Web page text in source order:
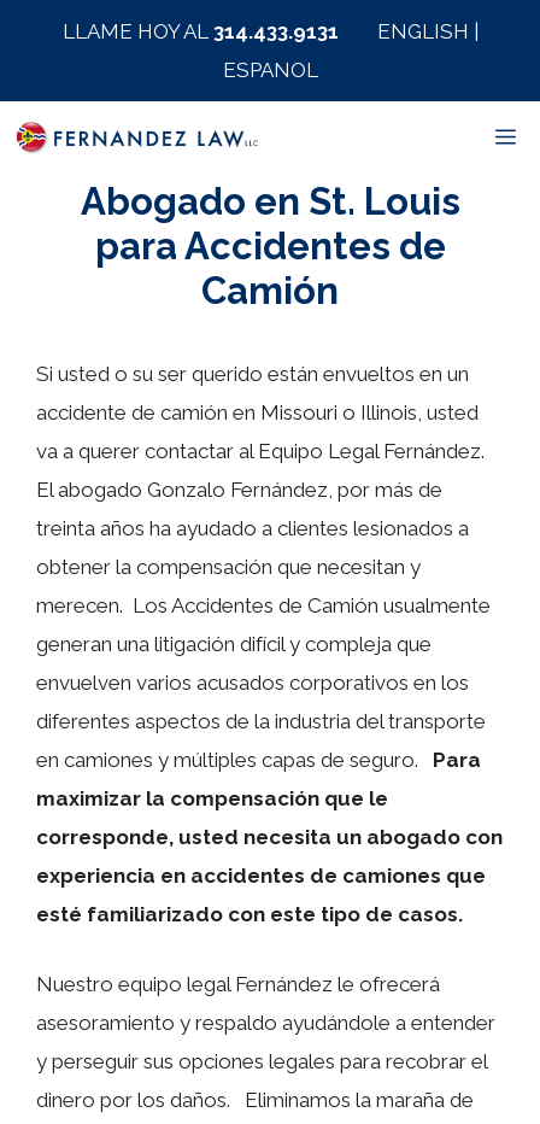
contenido
LLAME HOY AL 314.433.9131 ENGLISH
ESPANOL
Abogado en St. Louis
para Accidentes de
Camión
Si usted o su ser querido están envueltos en un
accidente de camión en Missouri o Illinois, usted
va a querer contactar al Equipo Legal Fernández.
El abogado Gonzalo Fernández, por más de
treinta años ha ayudado a clientes lesionados a
obtener la compensación que necesitan y
merecen. Los Accidentes de Camión usualmente
generan una litigación difícil y compleja que
envuelven varios acusados corporativos en los
diferentes aspectos de la industria del transporte
en camiones y múltiples capas de seguro.
Para
maximizar la compensación que le
corresponde, usted necesita un abogado con
experiencia en accidentes de camiones que
esté familiarizado con este tipo de casos.
Nuestro equipo legal Fernández le ofrecerá
asesoramiento y respaldo ayudándole a entender
y perseguir sus opciones legales para recobrar el
dinero por los daños. Eliminamos la maraña de